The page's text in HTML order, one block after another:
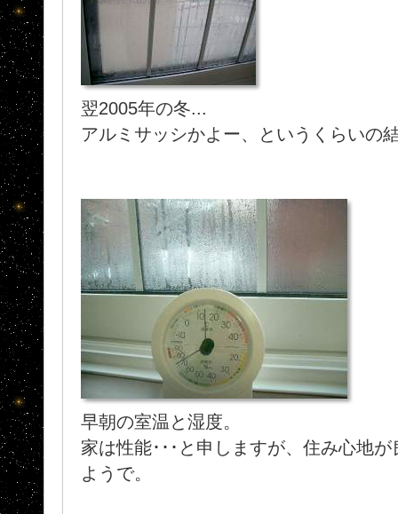
翌2005年の冬...
アルミサッシかよー、というくらいの
早朝の室温と湿度。
家は性能･･･と申しますが、住み心地
ようで。